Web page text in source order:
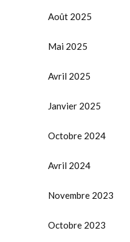
Août 2025
Mai 2025
Avril 2025
Janvier 2025
Octobre 2024
Avril 2024
Novembre 2023
Octobre 2023